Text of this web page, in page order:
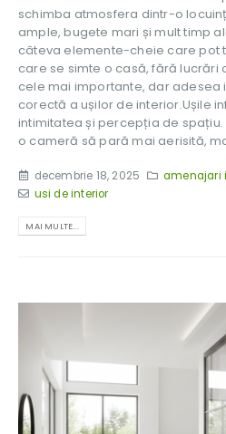
schimba atmosfera dintr-o
ample, bugete mari și mult timp
câteva elemente-cheie care pot
care se simte o casă, fără lucrări
cele mai importante, dar
corectă a ușilor de interior.Ușile
intimitatea și percepția de
o cameră să pară mai aerisită,
decembrie 18, 2025 amenajari
usi de interior
MAI MULTE...